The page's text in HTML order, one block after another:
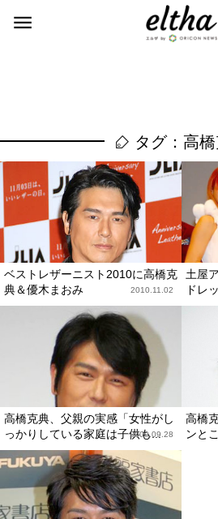
タグ：高
ベストレザーニスト2010に高橋克
典＆優木まおみ
2010.11.02
土屋
ドレ
高橋克典、父親の実感「女性がし
っかりしている家庭は子供も...
2009.09.28
高橋
ンと